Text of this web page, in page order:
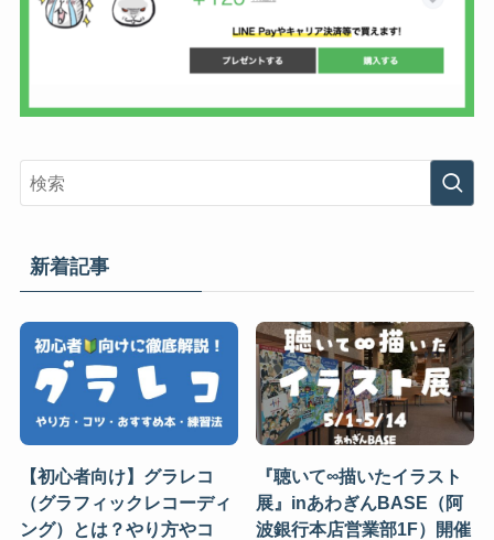
新着記事
【初心者向け】グラレコ
（グラフィックレコーディ
ング）とは？やり方やコ
『聴いて∞描いたイラスト
展』inあわぎんBASE（阿
波銀行本店営業部1F）開催